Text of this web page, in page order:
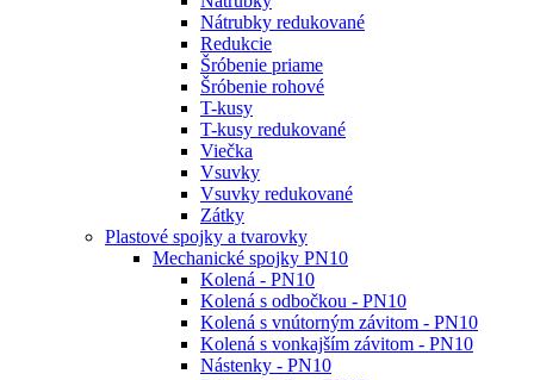
Nátrubky redukované
Redukcie
Šróbenie priame
Šróbenie rohové
T-kusy
T-kusy redukované
Viečka
Vsuvky
Vsuvky redukované
Zátky
Plastové spojky a tvarovky
Mechanické spojky PN10
Kolená - PN10
Kolená s odbočkou - PN10
Kolená s vnútorným závitom - PN10
Kolená s vonkajším závitom - PN10
Nástenky - PN10